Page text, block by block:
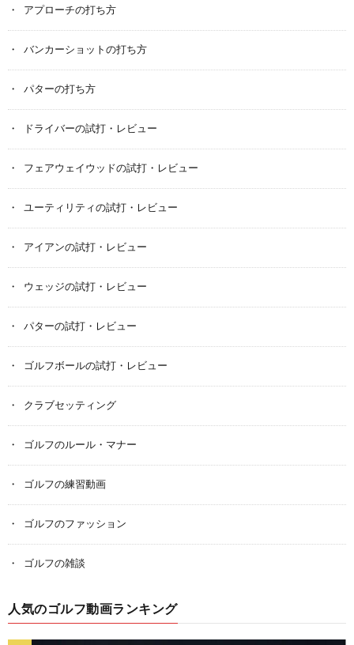
アプローチの打ち方
バンカーショットの打ち方
パターの打ち方
ドライバーの試打・レビュー
フェアウェイウッドの試打・レビュー
ユーティリティの試打・レビュー
アイアンの試打・レビュー
ウェッジの試打・レビュー
パターの試打・レビュー
ゴルフボールの試打・レビュー
クラブセッティング
ゴルフのルール・マナー
ゴルフの練習動画
ゴルフのファッション
ゴルフの雑談
人気のゴルフ動画ランキング